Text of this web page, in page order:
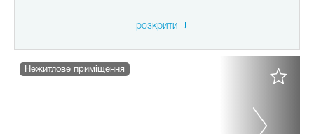
розкрити
Нежитлове приміщення